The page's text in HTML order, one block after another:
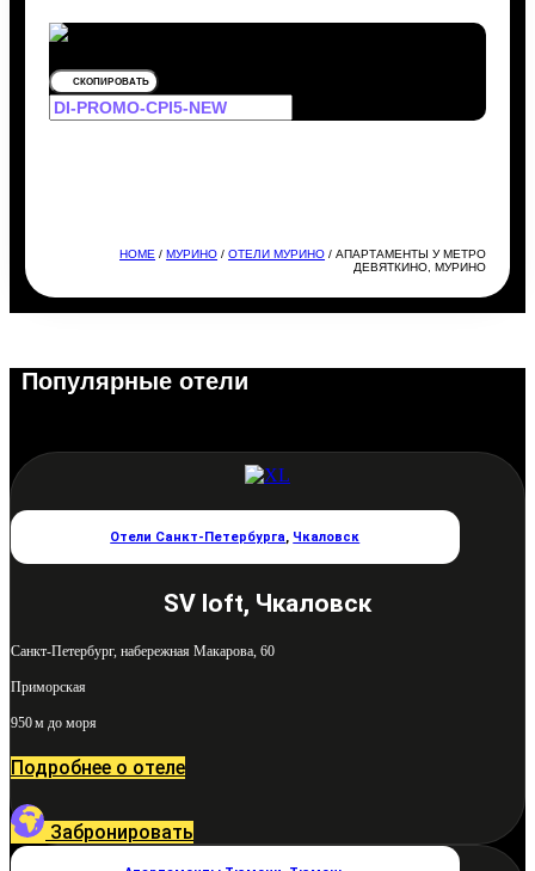
СКОПИРОВАТЬ
HOME /МУРИНО /ОТЕЛИ МУРИНО / АПАРТАМЕНТЫ У МЕТРО
ДЕВЯТКИНО, МУРИНО
Популярные отели
Отели Санкт-Петербурга, Чкаловск
SV loft, Чкаловск
Санкт-Петербург, набережная Макарова, 60
Приморская
950 м до моря
Подробнее о отеле
Забронировать